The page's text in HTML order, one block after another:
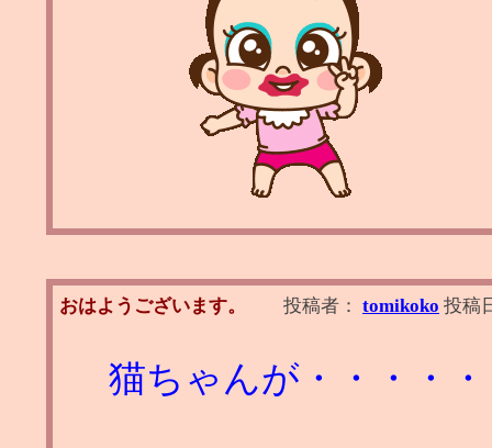
おはようございます。 投稿者： tomikoko 投稿
猫ちゃんが・・・・